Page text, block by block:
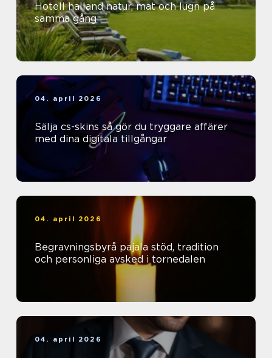
Hotell halland natur, mat och lugn på
samma gång
04. april 2026
Sälja cs-skins så gör du tryggare affärer
med dina digitala tillgångar
04. april 2026
Begravningsbyrå pajala stöd, tradition
och personliga avsked i tornedalen
04. april 2026